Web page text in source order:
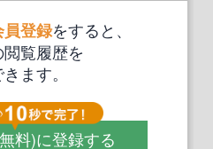
登録をすると、
覧履歴を
ます。
料)に登録する